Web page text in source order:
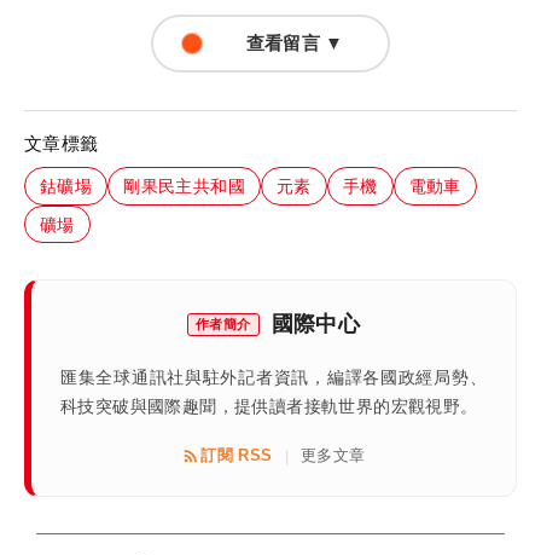
查看留言 ▼
文章標籤
鈷礦場 剛果民主共和國 元素 手機
電動車
礦場
作者簡介 國際中心
匯集全球通訊社與駐外記者資訊，編譯各國政經局勢、
科技突破與國際趣聞，提供讀者接軌世界的宏觀視野。
訂閱 RSS 更多文章